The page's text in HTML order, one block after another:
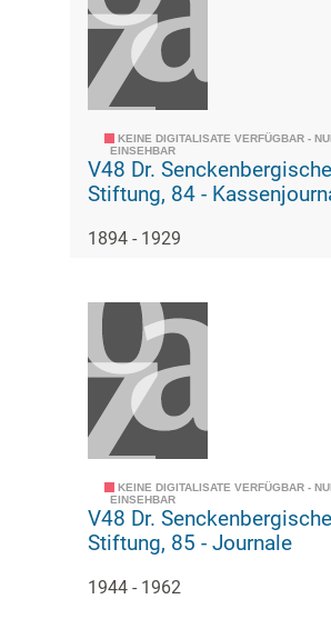
KEINE DIGITALISATE VERFÜGBAR -
EINSEHBAR
V48 Dr. Senckenbergische
Stiftung, 84 -
1894 - 1929
KEINE DIGITALISATE VERFÜGBAR -
EINSEHBAR
V48 Dr. Senckenbergische
Stiftung, 85 - Journale
1944 - 1962